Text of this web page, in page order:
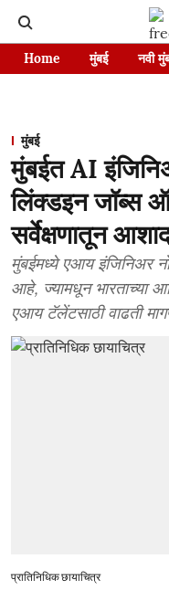
Home मुंबई नवी
मुंबई
मुंबईत AI
लिंक्डइन जॉब्स
सर्वेक्षणातून
मुंबईमध्ये एआय इंजिनिअर
आहे, ज्यामधून भारताच्या
एआय टॅलेंटसाठी वाढती
प्रातिनिधिक छायाचित्र